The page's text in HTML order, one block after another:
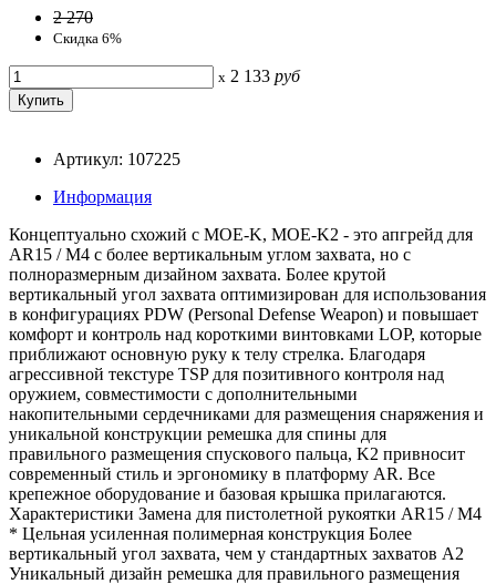
2 270
Скидка 6%
x 2 133 руб
Артикул: 107225
Информация
Концептуально схожий с MOE-K, MOE-K2 - это апгрейд для
AR15 / M4 с более вертикальным углом захвата, но с
полноразмерным дизайном захвата. Более крутой
вертикальный угол захвата оптимизирован для использования
в конфигурациях PDW (Personal Defense Weapon) и повышает
комфорт и контроль над короткими винтовками LOP, которые
приближают основную руку к телу стрелка. Благодаря
агрессивной текстуре TSP для позитивного контроля над
оружием, совместимости с дополнительными
накопительными сердечниками для размещения снаряжения и
уникальной конструкции ремешка для спины для
правильного размещения спускового пальца, K2 привносит
современный стиль и эргономику в платформу AR. Все
крепежное оборудование и базовая крышка прилагаются.
Характеристики Замена для пистолетной рукоятки AR15 / M4
* Цельная усиленная полимерная конструкция Более
вертикальный угол захвата, чем у стандартных захватов A2
Уникальный дизайн ремешка для правильного размещения